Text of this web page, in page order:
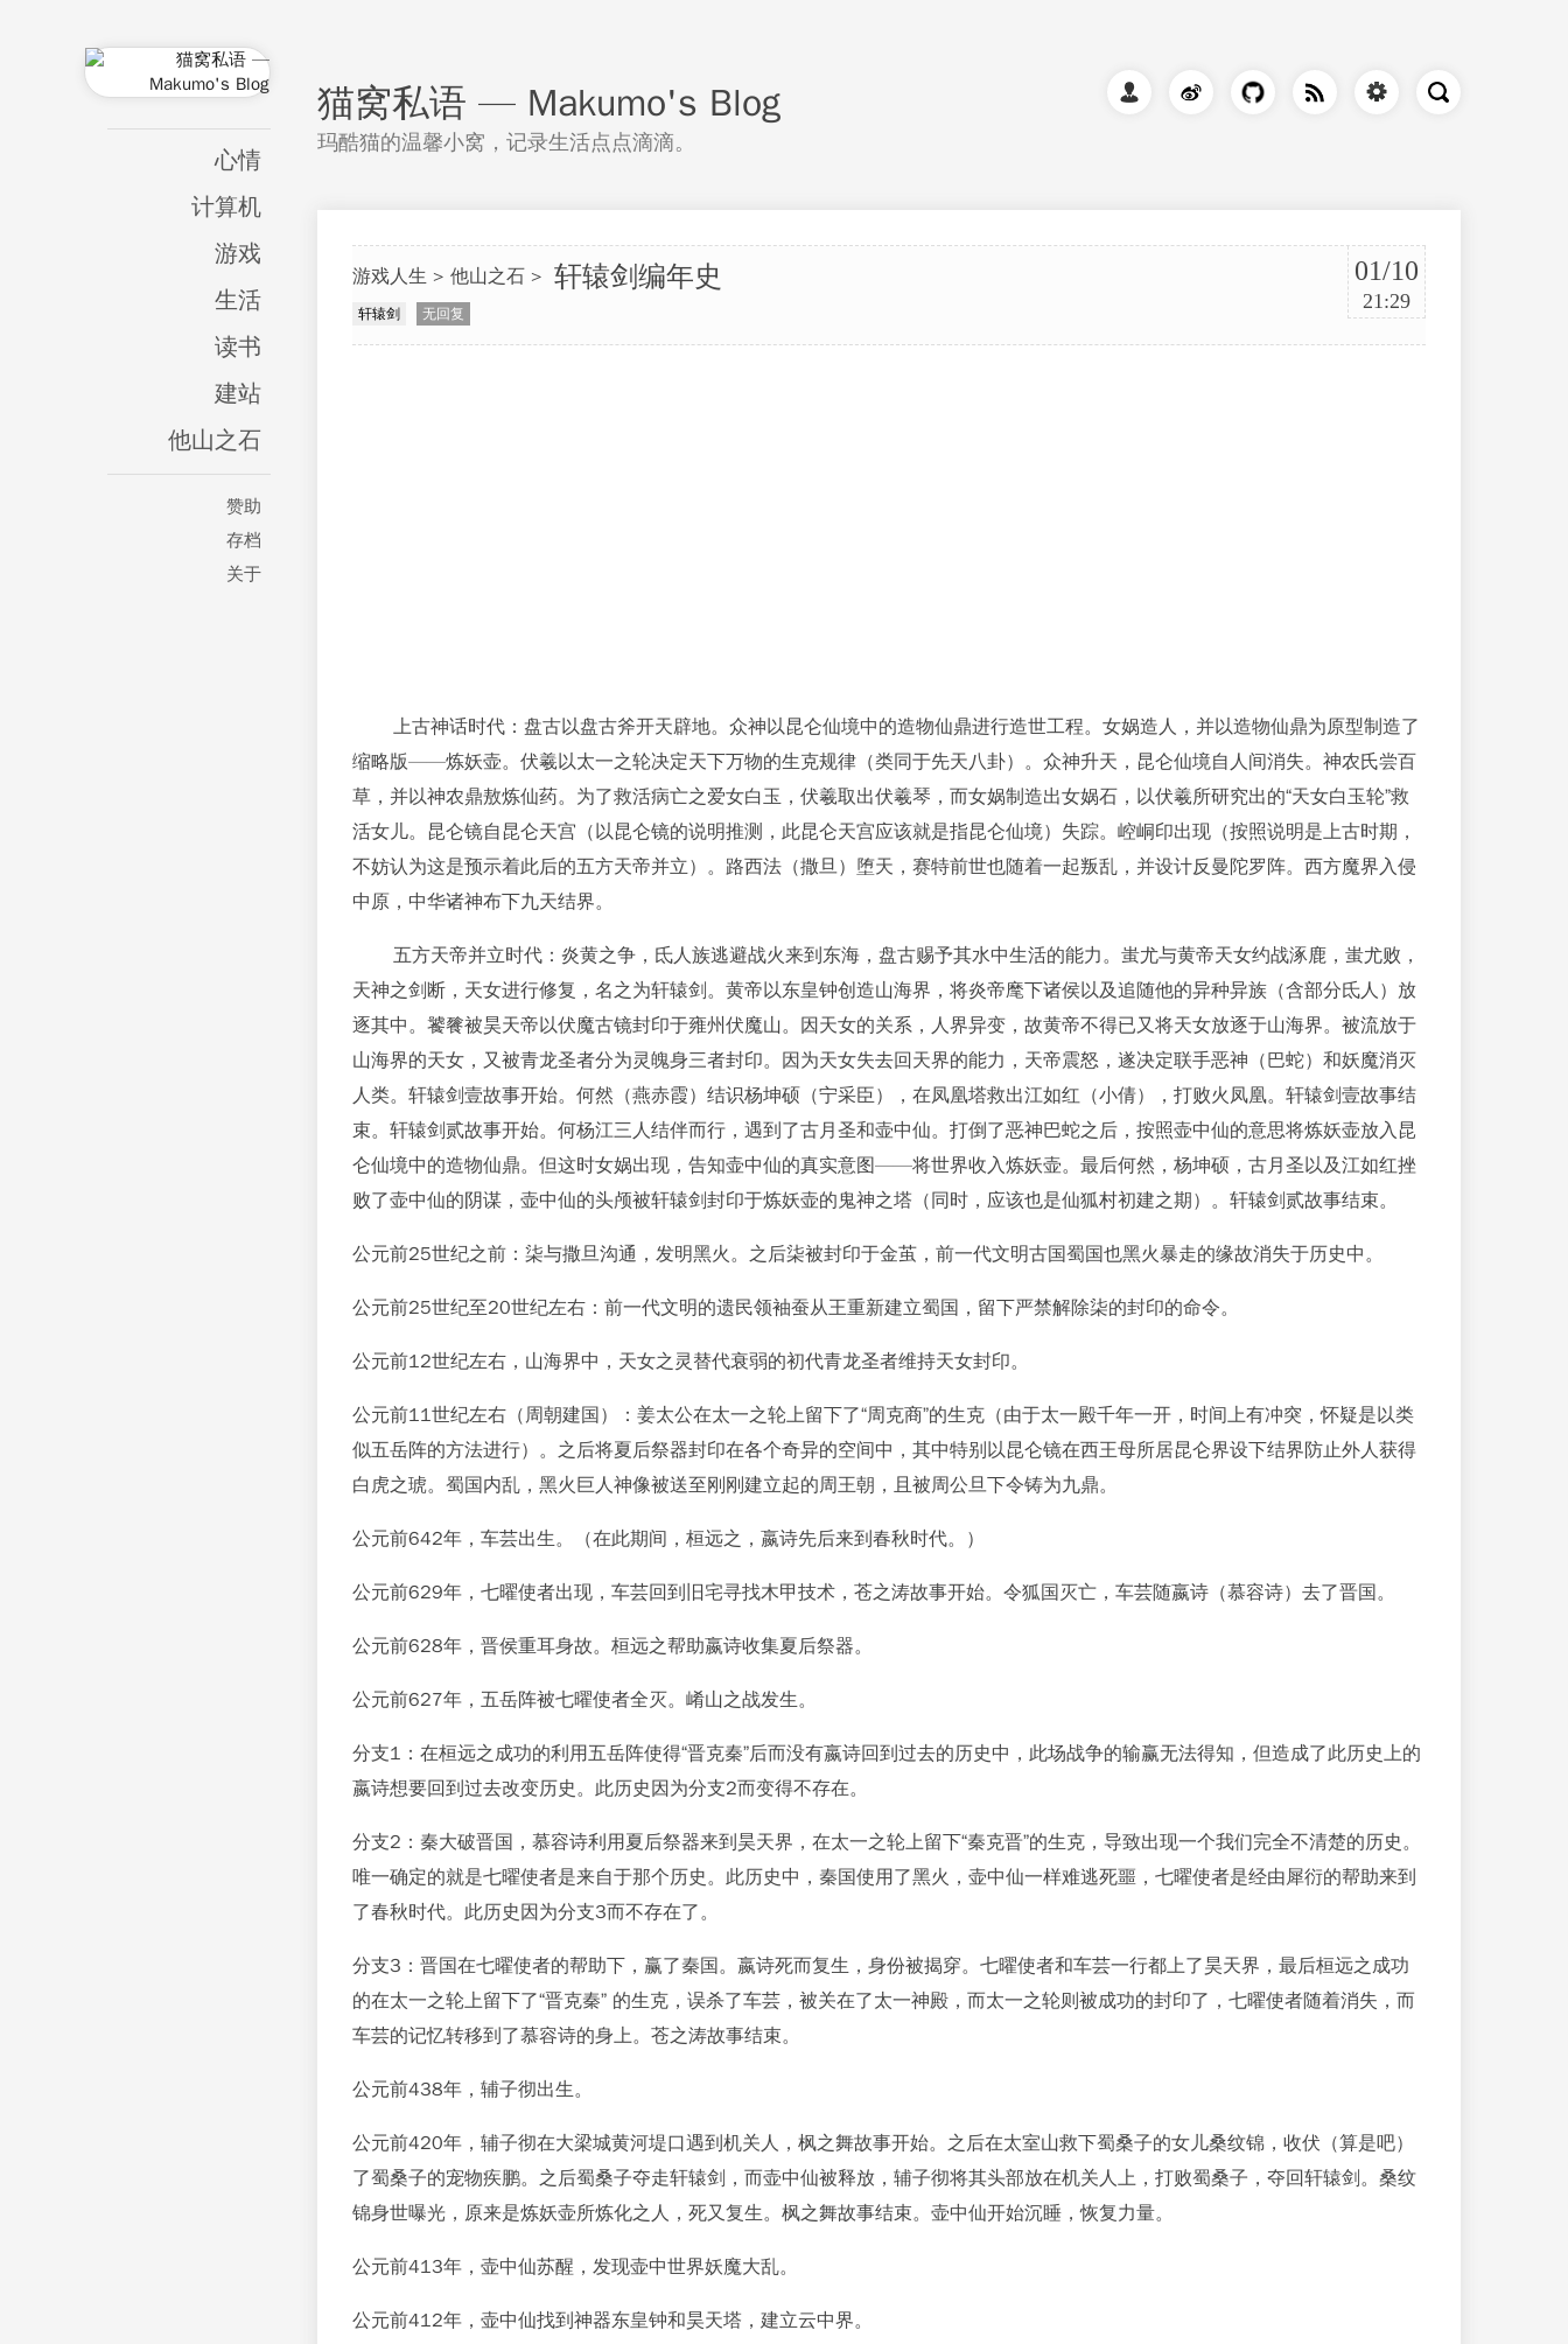
猫窝私语 — Makumo's Blog
玛酷猫的温馨小窝，记录生活点点滴滴。
心情
计算机
游戏
生活
读书
建站
他山之石
赞助
存档
关于
01/10
21:29
游戏人生 他山之石 轩辕剑编年史
轩辕剑 无回复
上古神话时代：盘古以盘古斧开天辟地。众神以昆仑仙境中的造物仙鼎进行造世工程。女娲造人，并以造物仙鼎为原型制造了
缩略版——炼妖壶。伏羲以太一之轮决定天下万物的生克规律（类同于先天八卦）。众神升天，昆仑仙境自人间消失。神农氏尝百
草，并以神农鼎敖炼仙药。为了救活病亡之爱女白玉，伏羲取出伏羲琴，而女娲制造出女娲石，以伏羲所研究出的“天女白玉轮”救
活女儿。昆仑镜自昆仑天宫（以昆仑镜的说明推测，此昆仑天宫应该就是指昆仑仙境）失踪。崆峒印出现（按照说明是上古时期，
不妨认为这是预示着此后的五方天帝并立）。路西法（撒旦）堕天，赛特前世也随着一起叛乱，并设计反曼陀罗阵。西方魔界入侵
中原，中华诸神布下九天结界。
五方天帝并立时代：炎黄之争，氐人族逃避战火来到东海，盘古赐予其水中生活的能力。蚩尤与黄帝天女约战涿鹿，蚩尤败，
天神之剑断，天女进行修复，名之为轩辕剑。黄帝以东皇钟创造山海界，将炎帝麾下诸侯以及追随他的异种异族（含部分氐人）放
逐其中。饕餮被昊天帝以伏魔古镜封印于雍州伏魔山。因天女的关系，人界异变，故黄帝不得已又将天女放逐于山海界。被流放于
山海界的天女，又被青龙圣者分为灵魄身三者封印。因为天女失去回天界的能力，天帝震怒，遂决定联手恶神（巴蛇）和妖魔消灭
人类。轩辕剑壹故事开始。何然（燕赤霞）结识杨坤硕（宁采臣），在凤凰塔救出江如红（小倩），打败火凤凰。轩辕剑壹故事结
束。轩辕剑贰故事开始。何杨江三人结伴而行，遇到了古月圣和壶中仙。打倒了恶神巴蛇之后，按照壶中仙的意思将炼妖壶放入昆
仑仙境中的造物仙鼎。但这时女娲出现，告知壶中仙的真实意图——将世界收入炼妖壶。最后何然，杨坤硕，古月圣以及江如红挫
败了壶中仙的阴谋，壶中仙的头颅被轩辕剑封印于炼妖壶的鬼神之塔（同时，应该也是仙狐村初建之期）。轩辕剑贰故事结束。
公元前25世纪之前：柒与撒旦沟通，发明黑火。之后柒被封印于金茧，前一代文明古国蜀国也黑火暴走的缘故消失于历史中。
公元前25世纪至20世纪左右：前一代文明的遗民领袖蚕从王重新建立蜀国，留下严禁解除柒的封印的命令。
公元前12世纪左右，山海界中，天女之灵替代衰弱的初代青龙圣者维持天女封印。
公元前11世纪左右（周朝建国）：姜太公在太一之轮上留下了“周克商”的生克（由于太一殿千年一开，时间上有冲突，怀疑是以类
似五岳阵的方法进行）。之后将夏后祭器封印在各个奇异的空间中，其中特别以昆仑镜在西王母所居昆仑界设下结界防止外人获得
白虎之琥。蜀国内乱，黑火巨人神像被送至刚刚建立起的周王朝，且被周公旦下令铸为九鼎。
公元前642年，车芸出生。（在此期间，桓远之，嬴诗先后来到春秋时代。）
公元前629年，七曜使者出现，车芸回到旧宅寻找木甲技术，苍之涛故事开始。令狐国灭亡，车芸随嬴诗（慕容诗）去了晋国。
公元前628年，晋侯重耳身故。桓远之帮助嬴诗收集夏后祭器。
公元前627年，五岳阵被七曜使者全灭。崤山之战发生。
分支1：在桓远之成功的利用五岳阵使得“晋克秦”后而没有嬴诗回到过去的历史中，此场战争的输赢无法得知，但造成了此历史上的
嬴诗想要回到过去改变历史。此历史因为分支2而变得不存在。
分支2：秦大破晋国，慕容诗利用夏后祭器来到昊天界，在太一之轮上留下“秦克晋”的生克，导致出现一个我们完全不清楚的历史。
唯一确定的就是七曜使者是来自于那个历史。此历史中，秦国使用了黑火，壶中仙一样难逃死噩，七曜使者是经由犀衍的帮助来到
了春秋时代。此历史因为分支3而不存在了。
分支3：晋国在七曜使者的帮助下，赢了秦国。嬴诗死而复生，身份被揭穿。七曜使者和车芸一行都上了昊天界，最后桓远之成功
的在太一之轮上留下了“晋克秦” 的生克，误杀了车芸，被关在了太一神殿，而太一之轮则被成功的封印了，七曜使者随着消失，而
车芸的记忆转移到了慕容诗的身上。苍之涛故事结束。
公元前438年，辅子彻出生。
公元前420年，辅子彻在大梁城黄河堤口遇到机关人，枫之舞故事开始。之后在太室山救下蜀桑子的女儿桑纹锦，收伏（算是吧）
了蜀桑子的宠物疾鹏。之后蜀桑子夺走轩辕剑，而壶中仙被释放，辅子彻将其头部放在机关人上，打败蜀桑子，夺回轩辕剑。桑纹
锦身世曝光，原来是炼妖壶所炼化之人，死又复生。枫之舞故事结束。壶中仙开始沉睡，恢复力量。
公元前413年，壶中仙苏醒，发现壶中世界妖魔大乱。
公元前412年，壶中仙找到神器东皇钟和昊天塔，建立云中界。